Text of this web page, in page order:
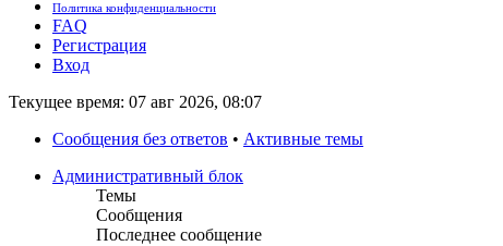
Политика конфиденциальности
FAQ
Регистрация
Вход
Текущее время: 07 авг 2026, 08:07
Сообщения без ответов • Активные темы
Административный блок
Темы
Сообщения
Последнее сообщение